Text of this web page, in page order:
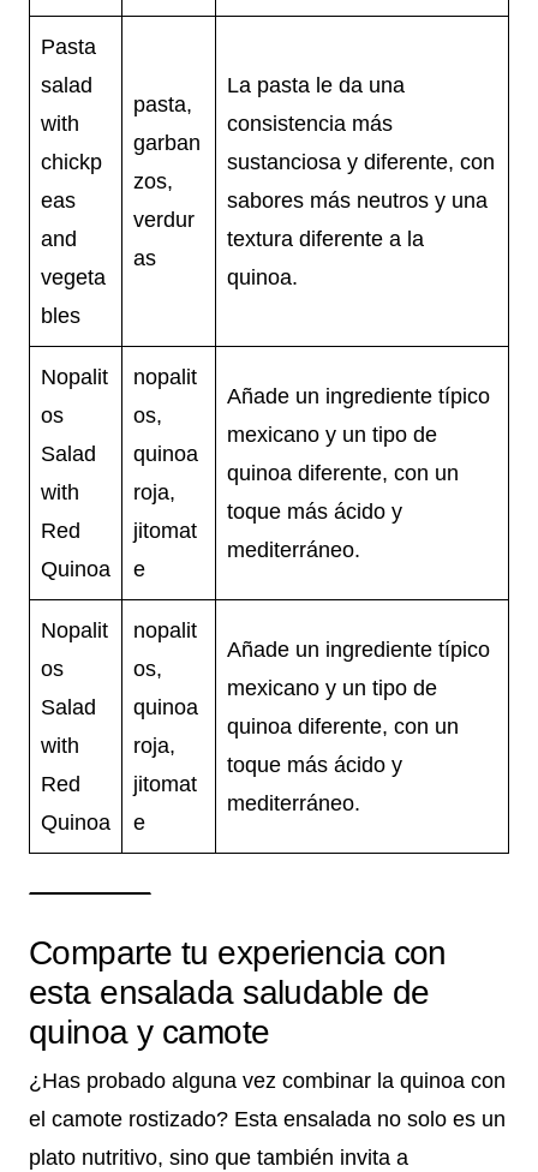
Pasta
salad
with
chickp
eas
and
vegeta
bles
pasta,
garban
zos,
verdur
as
La pasta le da una
consistencia más
sustanciosa y diferente, con
sabores más neutros y una
textura diferente a la
quinoa.
Nopalit
os
Salad
with
Red
Quinoa
nopalit
os,
quinoa
roja,
jitomat
e
Añade un ingrediente típico
mexicano y un tipo de
quinoa diferente, con un
toque más ácido y
mediterráneo.
Nopalit
os
Salad
with
Red
Quinoa
nopalit
os,
quinoa
roja,
jitomat
e
Añade un ingrediente típico
mexicano y un tipo de
quinoa diferente, con un
toque más ácido y
mediterráneo.
Comparte tu experiencia con
esta ensalada saludable de
quinoa y camote
¿Has probado alguna vez combinar la quinoa con
el camote rostizado? Esta ensalada no solo es un
plato nutritivo, sino que también invita a